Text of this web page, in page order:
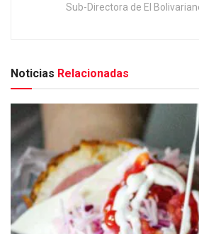
Sub-Directora de El
Noticias Relacionadas